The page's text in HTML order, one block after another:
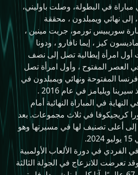
مباراة في البطولة، وصلت باوليني،
إلى نهائي ويمبلدون ، محققة
سوريبيس تورمو، جريت مينين ،
كيز ، إيما نافارو ، ودونا
امرأة إيطالية تصل إلى نصف
العصر المفتوح ، وأول امرأة تصل
المفتوحة ونهائي ويمبلدون في
نفس الموسم منذ سيرينا ويليامز في عام 2016 .
في المباراة النهائية أمام
31 باربورا كريجيكوفا في ثلاث مجموعات. بعد
أعلى تصنيف لها في مسيرتها وهو
الفردي في دورة الألعاب الأولمبية
2024 ، وقد تعرضت للانزعاج في الجولة الثالثة